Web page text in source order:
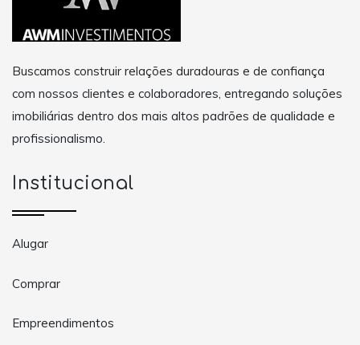
Buscamos construir relações duradouras e de confiança
com nossos clientes e colaboradores, entregando soluções
imobiliárias dentro dos mais altos padrões de qualidade e
profissionalismo.
Institucional
Alugar
Comprar
Empreendimentos